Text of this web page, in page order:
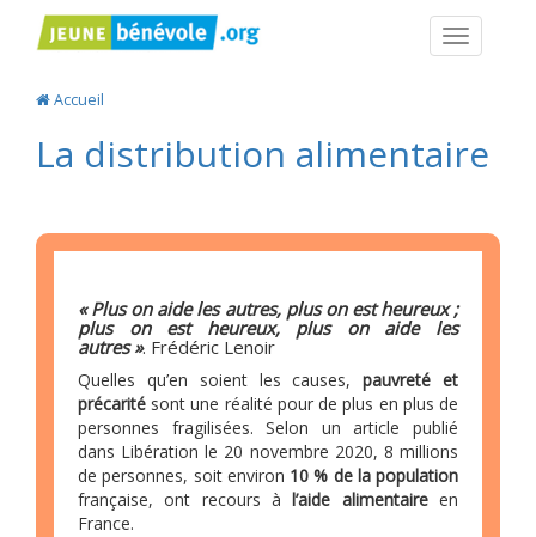
Accueil
La distribution alimentaire
« Plus on aide les autres, plus on est heureux ;
plus on est heureux, plus on aide les
autres ». Frédéric Lenoir
Quelles qu’en soient les causes,pauvreté et
précarité sont une réalité pour de plus en plus de
personnes fragilisées. Selon un article publié
dans Libération le 20 novembre 2020, 8 millions
de personnes, soit environ 10 % de la population
française, ont recours à l’aide alimentaireen
France.